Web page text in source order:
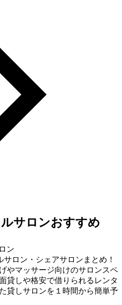
サロンおすすめ
ン
ロン・シェアサロンまとめ！
やマッサージ向けのサロンスペ
貸しや格安で借りられるレンタ
貸しサロンを１時間から簡単予